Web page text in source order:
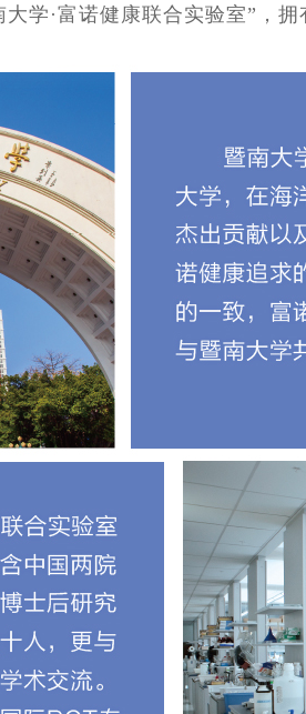
学·富诺健康联合实验室”，拥